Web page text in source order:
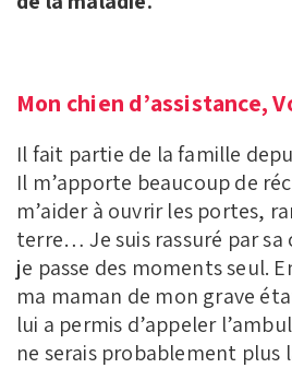
Mon chien d’assistance,
Il fait partie de la famille
Il m’apporte beaucoup de
m’aider à ouvrir les portes,
terre… Je suis rassuré par sa
je passe des moments seul.
ma maman de mon grave
lui a permis d’appeler
ne serais probablement plus